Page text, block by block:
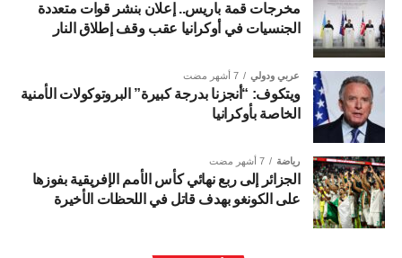
مخرجات قمة باريس.. إعلان بنشر قوات متعددة
الجنسيات في أوكرانيا عقب وقف إطلاق النار
عربي ودولي 7 أشهر مضت
ويتكوف: “أنجزنا بدرجة كبيرة” البروتوكولات الأمنية
الخاصة بأوكرانيا
رياضة 7 أشهر مضت
الجزائر إلى ربع نهائي كأس الأمم الإفريقية بفوزها
على الكونغو بهدف قاتل في اللحظات الأخيرة